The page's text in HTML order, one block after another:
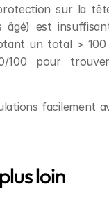
sur la
âgé) est
un total > 100
pour
facilement
loin